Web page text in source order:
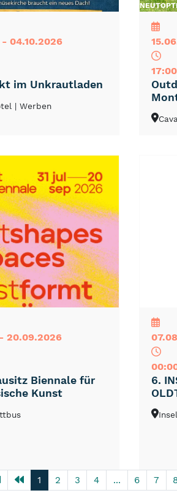
04.10.2026
im Unkrautladen
| Werben
NEUTOP
20.09.2026
Biennale für
Kunst
6.
1 2 3 4 ... 6 7